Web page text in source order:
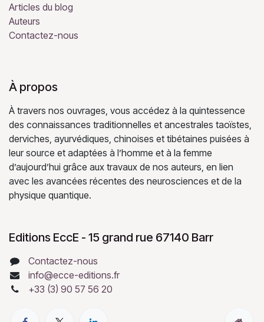
Articles du blog
Auteurs
Contactez-nous
À propos
À travers nos ouvrages, vous accédez à la quintessence
des connaissances traditionnelles et ancestrales taoïstes,
derviches, ayurvédiques, chinoises et tibétaines puisées à
leur source et adaptées à l’homme et à la femme
d’aujourd’hui grâce aux travaux de nos auteurs, en lien
avec les avancées récentes des neurosciences et de la
physique quantique.
Editions EccE - 15 grand rue 67140 Barr
Contactez-nous
info@ecce-editions.fr
+33 (3) 90 57 56 20